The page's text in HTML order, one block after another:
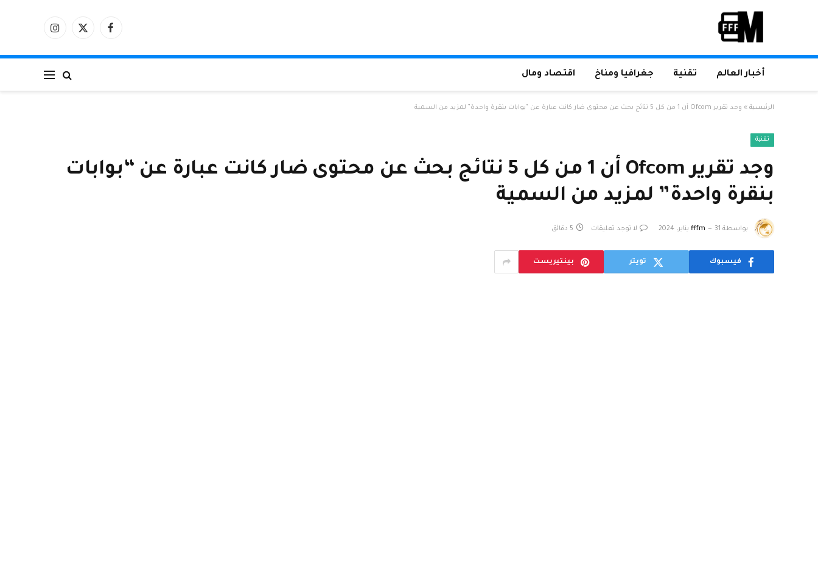
فيسبوكX
الانستغرام
أخبار العالم تقنية جغرافيا ومناخ اقتصاد ومال
الرئيسية » وجد تقرير Ofcom أن 1 من كل 5 نتائج بحث عن محتوى ضار كانت عبارة عن “بوابات بنقرة واحدة” لمزيد من السمية
تقنية
وجد تقرير Ofcom أن 1 من كل 5 نتائج بحث عن محتوى ضار كانت عبارة عن “بوابات
بنقرة واحدة” لمزيد من السمية
بواسطة fffm 31 يناير، 2024 لا توجد تعليقات 5 دقائق
فيسبوك تويتر بينتيريست